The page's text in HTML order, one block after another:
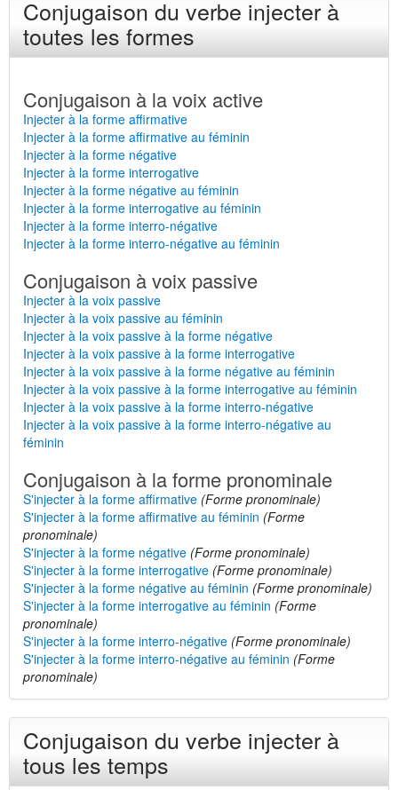
Conjugaison du verbe injecter à
toutes les formes
Conjugaison à la voix active
Injecter à la forme affirmative
Injecter à la forme affirmative au féminin
Injecter à la forme négative
Injecter à la forme interrogative
Injecter à la forme négative au féminin
Injecter à la forme interrogative au féminin
Injecter à la forme interro-négative
Injecter à la forme interro-négative au féminin
Conjugaison à voix passive
Injecter à la voix passive
Injecter à la voix passive au féminin
Injecter à la voix passive à la forme négative
Injecter à la voix passive à la forme interrogative
Injecter à la voix passive à la forme négative au féminin
Injecter à la voix passive à la forme interrogative au féminin
Injecter à la voix passive à la forme interro-négative
Injecter à la voix passive à la forme interro-négative au
féminin
Conjugaison à la forme pronominale
S'injecter à la forme affirmative (Forme pronominale)
S'injecter à la forme affirmative au féminin (Forme
pronominale)
S'injecter à la forme négative (Forme pronominale)
S'injecter à la forme interrogative (Forme pronominale)
S'injecter à la forme négative au féminin (Forme pronominale)
S'injecter à la forme interrogative au féminin (Forme
pronominale)
S'injecter à la forme interro-négative (Forme pronominale)
S'injecter à la forme interro-négative au féminin (Forme
pronominale)
Conjugaison du verbe injecter à
tous les temps